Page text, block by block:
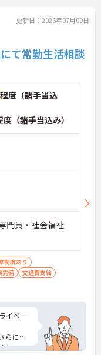
更新日：2026年07月09日
て常勤生活相談
程度（諸手当込
度（諸手当込み）
門員・社会福祉
制度あり
完備
交通費支給
イベー
らに詳
い。